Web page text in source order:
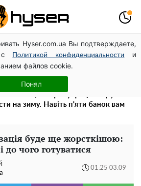
Hyser.com.ua Вы подтверждаете,
с
Политикой конфиденциальности
и
файлов cookie.
Понял
цікавих позах змусила відвисати
– було лише початком
відео – це далеко не все: фронтмен
став наступним
на зиму. Навіть п'яти банок вам
буде ще жорсткішою:
до чого готуватися
01:25 03.09